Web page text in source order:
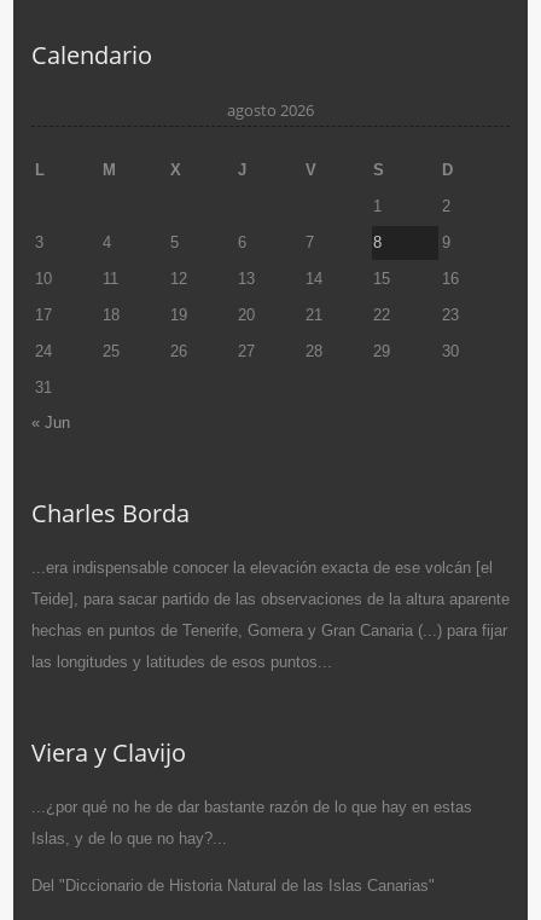
Calendario
agosto 2026
L M X J V S
D
1
2
3
4 5 6 7 8
9
10
11 12 13 14 15
16
17
18 19 20 21 22
23
24
25 26 27 28 29
30
31
« Jun
Charles Borda
...era indispensable conocer la elevación exacta de ese volcán [el
Teide], para sacar partido de las observaciones de la altura aparente
hechas en puntos de Tenerife, Gomera y Gran Canaria (...) para fijar
las longitudes y latitudes de esos puntos...
Viera y Clavijo
...¿por qué no he de dar bastante razón de lo que hay en estas
Islas, y de lo que no hay?...
Del "Diccionario de Historia Natural de las Islas Canarias"